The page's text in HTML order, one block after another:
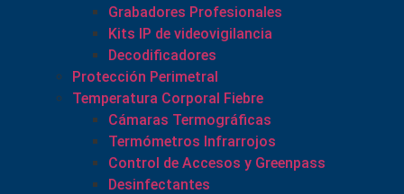
Grabadores Profesionales
Kits IP de videovigilancia
Decodificadores
Protección Perimetral
Temperatura Corporal Fiebre
Cámaras Termográficas
Termómetros Infrarrojos
Control de Accesos y Greenpass
Desinfectantes